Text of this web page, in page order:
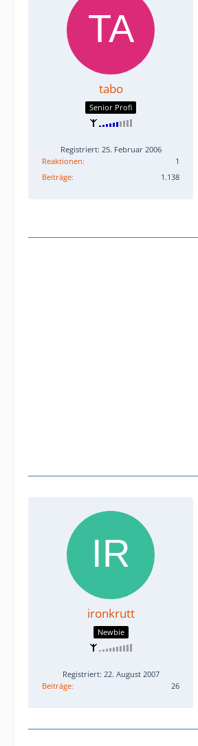
tabo
Senior Profi
Registriert: 25. Februar 2006
Reaktionen
1
Beiträge
1.138
ironkrutt
Newbie
Registriert: 22. August 2007
Beiträge
26